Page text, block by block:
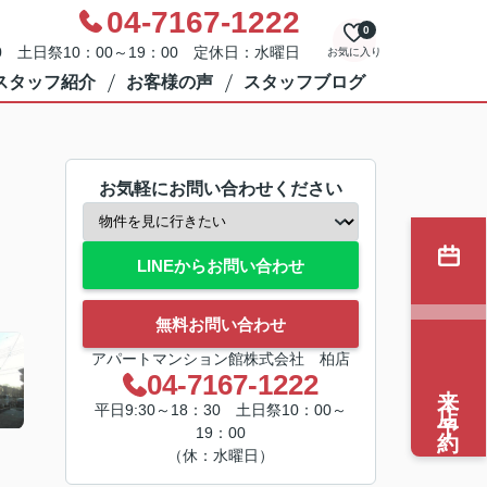
04-7167-1222
土日祭10：00～19：00 定休日：水曜日 お気に入り
0
タッフ紹介 お客様の声 スタッフブログ
お気軽にお問い合わせください
LINEからお問い合わせ
無料お問い合わせ
アパートマンション館株式会社 柏店
04-7167-1222
平日9:30～18：30 土日祭10：00～
19：00
（休：水曜日）
来店予約